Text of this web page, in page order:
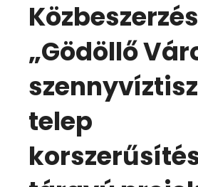
„Gödöllő
telep